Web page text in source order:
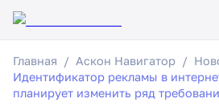
Главная Аскон Навигатор
Идентификатор рекламы в
планирует изменить ряд